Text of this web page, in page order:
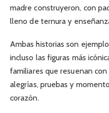
madre construyeron, con
lleno de ternura y
Ambas historias son
incluso las figuras más
familiares que resuenan
alegrías, pruebas y
corazón.